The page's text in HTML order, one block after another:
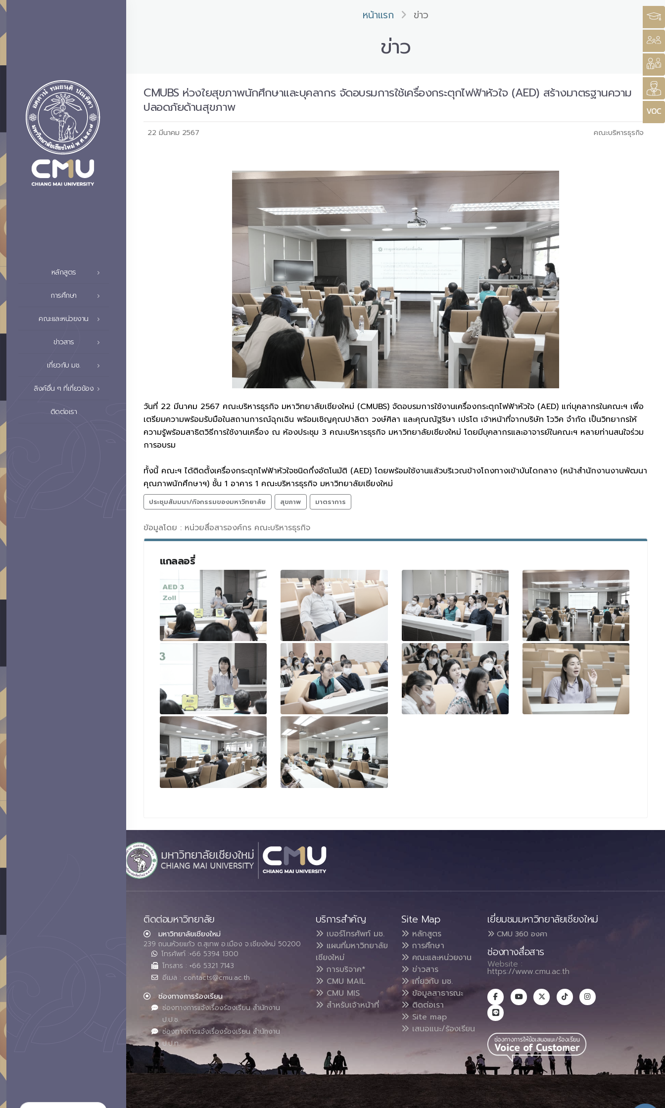
หลักสูตร
การศึกษา
คณะและหน่วยงาน
ข่าวสาร
เกี่ยวกับ มช.
ลิงค์อื่น ๆ ที่เกี่ยวข้อง
ติดต่อเรา
หน้าแรก ข่าว
ข่าว
CMUBS ห่วงใยสุขภาพนักศึกษาและบุคลากร จัดอบรมการใช้เครื่องกระตุกไฟฟ้าหัวใจ (AED) สร้างมาตรฐานความ
ปลอดภัยด้านสุขภาพ
22 มีนาคม 2567 คณะบริหารธุรกิจ
วันที่ 22 มีนาคม 2567 คณะบริหารธุรกิจ มหาวิทยาลัยเชียงใหม่ (CMUBS) จัดอบรมการใช้งานเครื่องกระตุกไฟฟ้าหัวใจ (AED) แก่บุคลากรในคณะฯ เพื่อ
เตรียมความพร้อมรับมือในสถานการณ์ฉุกเฉิน พร้อมเชิญคุณปาลิตา วงษ์ศิลา และคุณณัฐริษา เปรโต เจ้าหน้าที่จากบริษัท โววิค จำกัด เป็นวิทยากรให้
ความรู้พร้อมสาธิตวิธีการใช้งานเครื่อง ณ ห้องประชุม 3 คณะบริหารธุรกิจ มหาวิทยาลัยเชียงใหม่ โดยมีบุคลากรและอาจารย์ในคณะฯ หลายท่านสนใจร่วม
การอบรม
ทั้งนี้ คณะฯ ได้ติดตั้งเครื่องกระตุกไฟฟ้าหัวใจชนิดกึ่งอัตโนมัติ (AED) โดยพร้อมใช้งานแล้วบริเวณข้างโถงทางเข้าบันไดกลาง (หน้าสำนักงานงานพัฒนา
คุณภาพนักศึกษาฯ) ชั้น 1 อาคาร 1 คณะบริหารธุรกิจ มหาวิทยาลัยเชียงใหม่
ประชุมสัมมนา/กิจกรรมของมหาวิทยาลัย สุขภาพ มาตราการ
ข้อมูลโดย : หน่วยสื่อสารองค์กร คณะบริหารธุรกิจ
แกลลอรี่
ติดต่อมหาวิทยาลัย
มหาวิทยาลัยเชียงใหม่
239 ถนนห้วยแก้ว ต.สุเทพ อ.เมือง จ.เชียงใหม่ 50200
โทรศัพท์ :+66 5394 1300
โทรสาร : +66 5321 7143
อีเมล : contacts@cmu.ac.th
ช่องทางการร้องเรียน
ช่องทางการแจ้งเรื่องร้องเรียน สำนักงาน
ป.ป.ช.
ช่องทางการแจ้งเรื่องร้องเรียน สำนักงาน
ป.ป.ท.
บริการสำคัญ
เบอร์โทรศัพท์ มช.
แผนที่มหาวิทยาลัย
เชียงใหม่
การบริจาค*
CMU MAIL
CMU MIS
สำหรับเจ้าหน้าที่
Site Map
หลักสูตร
การศึกษา
คณะและหน่วยงาน
ข่าวสาร
เกี่ยวกับ มช.
ข้อมูลสาธารณะ
ติดต่อเรา
Site map
เสนอแนะ/ร้องเรียน
เยี่ยมชมมหาวิทยาลัยเชียงใหม่
CMU 360 องศา
ช่องทางสื่อสาร
Website :
https://www.cmu.ac.th